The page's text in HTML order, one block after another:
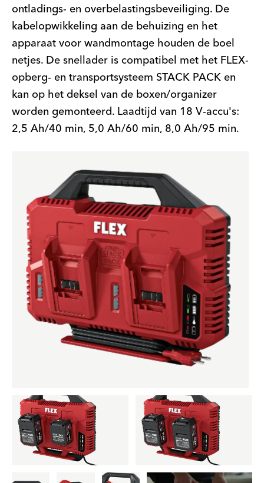
ontladings- en overbelastingsbeveiliging. De
kabelopwikkeling aan de behuizing en het
apparaat voor wandmontage houden de boel
netjes. De snellader is compatibel met het FLEX-
opberg- en transportsysteem STACK PACK en
kan op het deksel van de boxen/organizer
worden gemonteerd. Laadtijd van 18 V-accu's:
2,5 Ah/40 min, 5,0 Ah/60 min, 8,0 Ah/95 min.